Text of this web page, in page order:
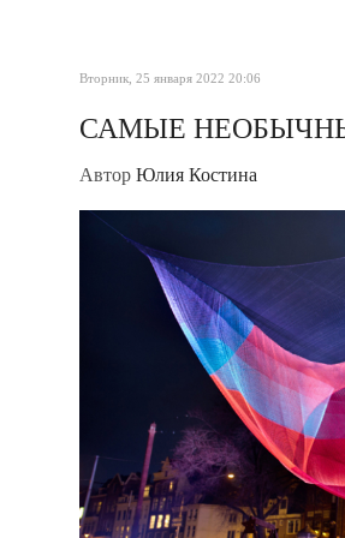
Вторник, 25 января 2022 20:06
САМЫЕ
Автор Юлия Костина